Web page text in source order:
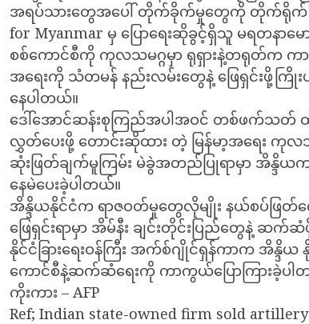
အရပ်သားတွေအပေါ် တိုက်ခိုက်မှုတွေကို တိုက်ရိုက်
for Myanmar မှ ပြောရေးဆိုခွင့်ရှိသူ မရတနာမ
စစ်ကောင်စီကို ကုလသမဂ္ဂမှာ ရုရှားနဲ့တရုတ်က ကာ
အရေးကို သံတမန် နည်းလမ်းတွေနဲ့ ဖြေရှင်းဖို့ကြိုးပ
နေပါတယ်။
ဒေါ်အောင်ဆန်းစုကြည်အပါအဝင် တစ်ဖက်သတ်
လွှတ်ပေးဖို့ တောင်းဆိုထား တဲ့ မြန်မာ့အရေး ကု
ဆုံးဖြတ်ချက်မူကြမ်း မဲခွဲအတည်ပြုရာမှာ အိန္ဒိယ
နေမဲပေးခဲ့ပါတယ်။
အိန္ဒိယနိုင်ငံက ရာဇဝတ်မှုတွေလိုမျိုး နယ်စပ်ဖြ
ဖြေရှင်းရာမှာ အိမ်နီး ချင်းတိုင်းပြည်တွေနဲ့ ဆ
နိုင်ငံခြားရေးဝန်ကြီး အက်စ်ဂျိုင်ရှန်ကာက အိန္ဒိ
ကောင်စီနဲ့ဆက်ဆံရေးကို ကာကွယ်ပြောကြားခဲ့ပါ
ကိုးကား – AFP
Ref; Indian state-owned firm sold